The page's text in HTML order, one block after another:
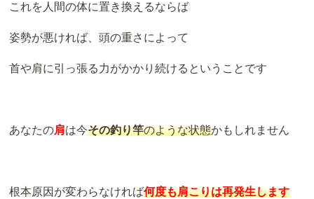
これを人間の体に置き換えるならば
姿勢が悪ければ、頭の重さによって
首や肩に引っ張る力がかかり続けるということです
あなたの肩は今その釣り竿のような状態かもしれません
根本原因が変わらなければ何度も肩こりは再発生します